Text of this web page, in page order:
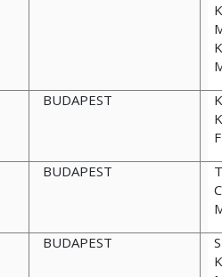
BUDAPEST
BUDAPEST
BUDAPEST